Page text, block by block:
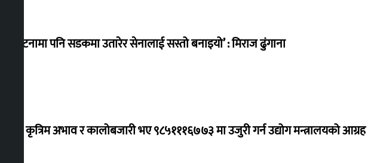
‘सानो घटनामा पनि सडकमा उतारेर सेनालाई सस्तो बनाइयो’ : मिराज ढुंगाना
ग्यासको कृत्रिम अभाव र कालोबजारी भए ९८५१११६७७३ मा उजुरी गर्न उद्योग मन्त्रालयको आग्रह